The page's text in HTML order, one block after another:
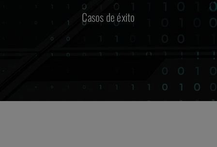
Casos de éxito